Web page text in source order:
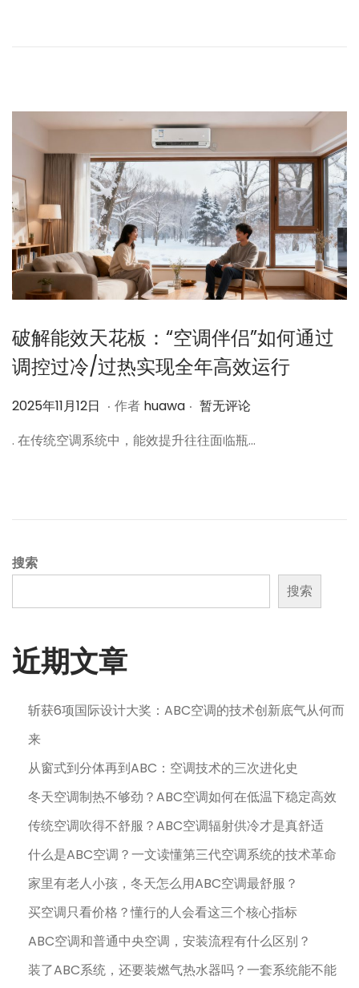
破解能效天花板：“空调伴侣”如何通过
调控过冷/过热实现全年高效运行
作
2025年11月12日 2
2
2
. 作者 huawa . 暂无评论
. 在传统空调系统中，能效提升往往面临瓶…
搜索
搜索
近期文章
斩获6项国际设计大奖：ABC空调的技术创新底气从何而
来
从窗式到分体再到ABC：空调技术的三次进化史
冬天空调制热不够劲？ABC空调如何在低温下稳定高效
传统空调吹得不舒服？ABC空调辐射供冷才是真舒适
什么是ABC空调？一文读懂第三代空调系统的技术革命
家里有老人小孩，冬天怎么用ABC空调最舒服？
买空调只看价格？懂行的人会看这三个核心指标
ABC空调和普通中央空调，安装流程有什么区别？
装了ABC系统，还要装燃气热水器吗？一套系统能不能